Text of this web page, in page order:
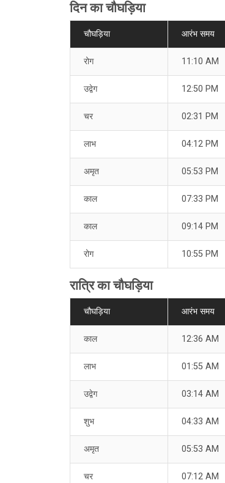
दिन का चौघड़िया
चौघड़िया आरंभ समय
रोग 11:10 AM
उद्वेग 12:50 PM
चर 02:31 PM
लाभ 04:12 PM
अमृत 05:53 PM
काल 07:33 PM
काल 09:14 PM
रोग 10:55 PM
रात्रि का चौघड़िया
चौघड़िया आरंभ समय
काल 12:36 AM
लाभ 01:55 AM
उद्वेग 03:14 AM
शुभ 04:33 AM
अमृत 05:53 AM
चर 07:12 AM